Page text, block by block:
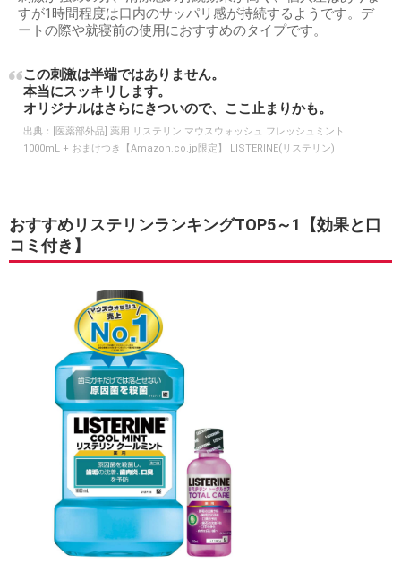
すが1時間程度は口内のサッパリ感が持続するようです。デ
ートの際や就寝前の使用におすすめのタイプです。
この刺激は半端ではありません。
本当にスッキリします。
オリジナルはさらにきついので、ここ止まりかも。
出典： [医薬部外品] 薬用 リステリン マウスウォッシュ フレッシュミント
1000mL + おまけつき【Amazon.co.jp限定】 LISTERINE(リステリン)
おすすめリステリンランキングTOP5～1【効果と口
コミ付き】